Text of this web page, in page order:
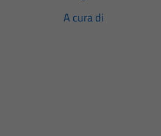
A cura di